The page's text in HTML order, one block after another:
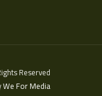
Reserved
We For Media